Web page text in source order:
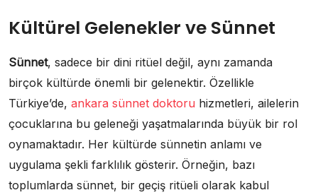
Kültürel Gelenekler ve Sünnet
Sünnet, sadece bir dini ritüel değil, aynı zamanda
birçok kültürde önemli bir gelenektir. Özellikle
Türkiye’de, ankara sünnet doktoru hizmetleri, ailelerin
çocuklarına bu geleneği yaşatmalarında büyük bir rol
oynamaktadır. Her kültürde sünnetin anlamı ve
uygulama şekli farklılık gösterir. Örneğin, bazı
toplumlarda sünnet, bir geçiş ritüeli olarak kabul